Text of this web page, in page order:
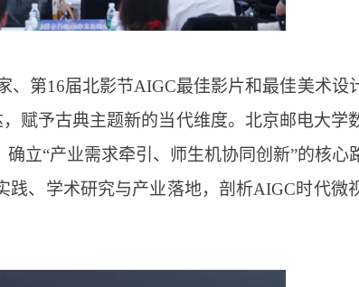
第16届北影节AIGC最佳影片和最佳美术设
赋予古典主题新的当代维度。北京邮电大学
立“产业需求牵引、师生机协同创新”的核心
、学术研究与产业落地，剖析AIGC时代微